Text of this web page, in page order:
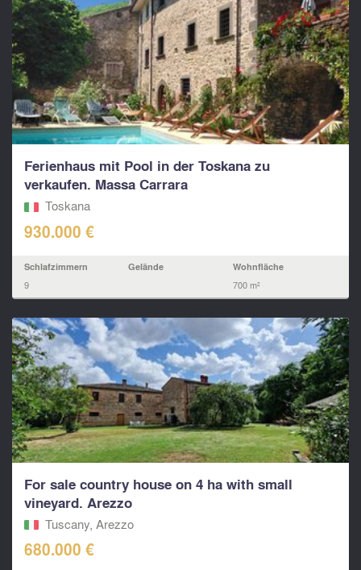
Ferienhaus mit Pool in der Toskana zu
verkaufen. Massa Carrara
Toskana
930.000 €
Schlafzimmern
9
Gelände Wohnfläche
700 m²
For sale country house on 4 ha with small
vineyard. Arezzo
Tuscany, Arezzo
680.000 €